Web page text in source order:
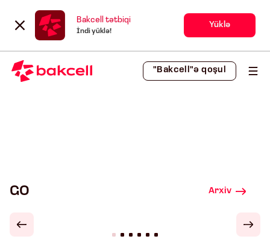
Bakcell tətbiqi
İndi yüklə!
Yüklə
"Bakcell"ə qoşul
GO Arxiv